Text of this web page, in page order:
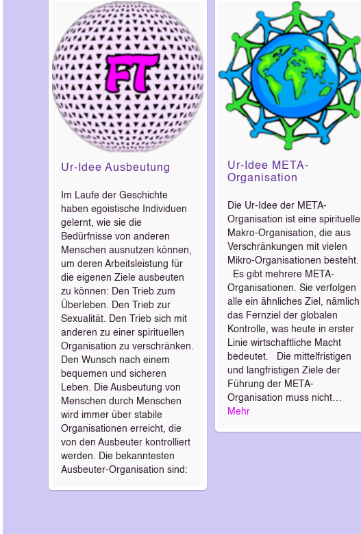
Ur-Idee Ausbeutung
Im Laufe der Geschichte
haben egoistische Individuen
gelernt, wie sie die
Bedürfnisse von anderen
Menschen ausnutzen können,
um deren Arbeitsleistung für
die eigenen Ziele ausbeuten
zu können: Den Trieb zum
Überleben. Den Trieb zur
Sexualität. Den Trieb sich mit
anderen zu einer spirituellen
Organisation zu verschränken.
Den Wunsch nach einem
bequemen und sicheren
Leben. Die Ausbeutung von
Menschen durch Menschen
wird immer über stabile
Organisationen erreicht, die
von den Ausbeuter kontrolliert
werden. Die bekanntesten
Ausbeuter-Organisation sind:
Ur-Idee META-
Organisation
Die Ur-Idee der META-
Organisation ist eine spirituelle
Makro-Organisation, die aus
Verschränkungen mit vielen
Mikro-Organisationen besteht.
Es gibt mehrere META-
Organisationen. Sie verfolgen
alle ein ähnliches Ziel, nämlich
das Fernziel der globalen
Kontrolle, was heute in erster
Linie wirtschaftliche Macht
bedeutet. Die mittelfristigen
und langfristigen Ziele der
Führung der META-
Organisation muss nicht…
Mehr